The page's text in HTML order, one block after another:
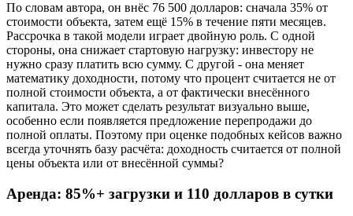
По словам автора, он внёс 76 500 долларов: сначала 35% от
стоимости объекта, затем ещё 15% в течение пяти месяцев.
Рассрочка в такой модели играет двойную роль. С одной
стороны, она снижает стартовую нагрузку: инвестору не
нужно сразу платить всю сумму. С другой - она меняет
математику доходности, потому что процент считается не от
полной стоимости объекта, а от фактически внесённого
капитала. Это может сделать результат визуально выше,
особенно если появляется предложение перепродажи до
полной оплаты. Поэтому при оценке подобных кейсов важно
всегда уточнять базу расчёта: доходность считается от полной
цены объекта или от внесённой суммы?
Аренда: 85%+ загрузки и 110 долларов в сутки